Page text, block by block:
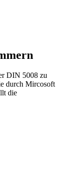
DIN 5008 zu
durch Mircosoft
die